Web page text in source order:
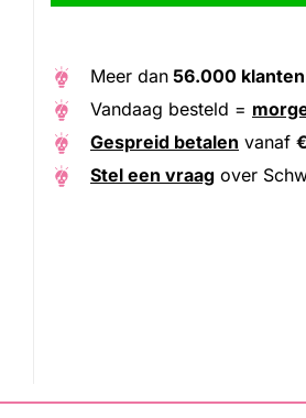
Meer dan 56.000 klanten
Vandaag besteld =
Gespreid betalen vanaf €
Stel een vraag over